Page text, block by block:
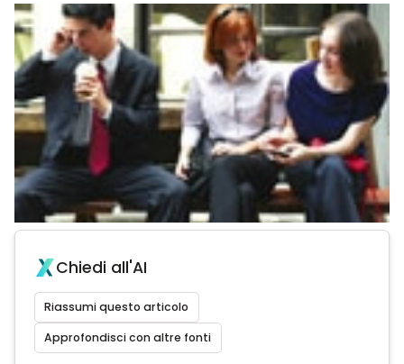
Chiedi all'AI
Riassumi questo articolo
Approfondisci con altre fonti